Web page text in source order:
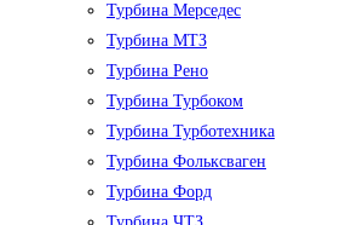
Турбина Мерседес
Турбина МТЗ
Турбина Рено
Турбина Турбоком
Турбина Турботехника
Турбина Фольксваген
Турбина Форд